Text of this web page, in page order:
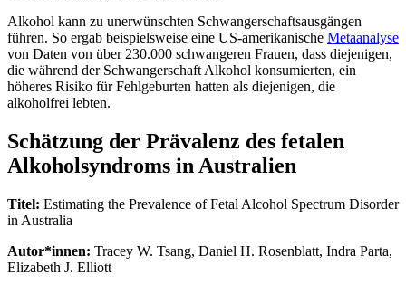
Alkohol kann zu unerwünschten Schwangerschaftsausgängen
führen. So ergab beispielsweise eine US-amerikanische Metaanalyse
von Daten von über 230.000 schwangeren Frauen, dass diejenigen,
die während der Schwangerschaft Alkohol konsumierten, ein
höheres Risiko für Fehlgeburten hatten als diejenigen, die
alkoholfrei lebten.
Schätzung der Prävalenz des fetalen
Alkoholsyndroms in Australien
Titel: Estimating the Prevalence of Fetal Alcohol Spectrum Disorder
in Australia
Autor*innen: Tracey W. Tsang, Daniel H. Rosenblatt, Indra Parta,
Elizabeth J. Elliott